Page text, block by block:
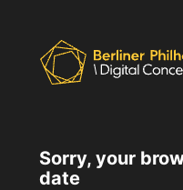
Sorry, your
date